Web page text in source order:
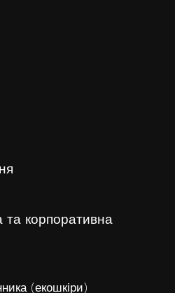
та корпоративна
(екошкіри)